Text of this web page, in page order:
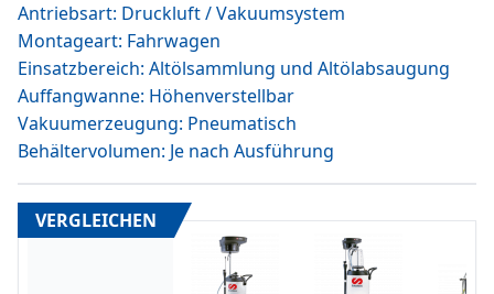
Antriebsart: Druckluft / Vakuumsystem
Montageart: Fahrwagen
Einsatzbereich: Altölsammlung und Altölabsaugung
Auffangwanne: Höhenverstellbar
Vakuumerzeugung: Pneumatisch
Behältervolumen: Je nach Ausführung
VERGLEICHEN